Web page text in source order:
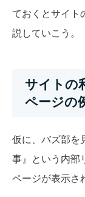
ておくとサイト
説していこう。
サイトの
ページの
仮に、バズ部を
事』という内部
ページが表示さ